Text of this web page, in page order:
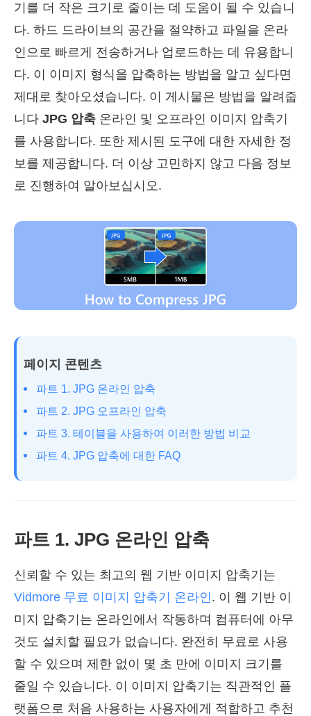
기를 더 작은 크기로 줄이는 데 도움이 될 수 있습니
다. 하드 드라이브의 공간을 절약하고 파일을 온라
인으로 빠르게 전송하거나 업로드하는 데 유용합니
다. 이 이미지 형식을 압축하는 방법을 알고 싶다면
제대로 찾아오셨습니다. 이 게시물은 방법을 알려줍
니다 JPG 압축 온라인 및 오프라인 이미지 압축기
를 사용합니다. 또한 제시된 도구에 대한 자세한 정
보를 제공합니다. 더 이상 고민하지 않고 다음 정보
로 진행하여 알아보십시오.
페이지 콘텐츠
파트 1. JPG 온라인 압축
파트 2. JPG 오프라인 압축
파트 3. 테이블을 사용하여 이러한 방법 비교
파트 4. JPG 압축에 대한 FAQ
파트 1. JPG 온라인 압축
신뢰할 수 있는 최고의 웹 기반 이미지 압축기는
Vidmore 무료 이미지 압축기 온라인 . 이 웹 기반 이
미지 압축기는 온라인에서 작동하며 컴퓨터에 아무
것도 설치할 필요가 없습니다. 완전히 무료로 사용
할 수 있으며 제한 없이 몇 초 만에 이미지 크기를
줄일 수 있습니다. 이 이미지 압축기는 직관적인 플
랫폼으로 처음 사용하는 사용자에게 적합하고 추천